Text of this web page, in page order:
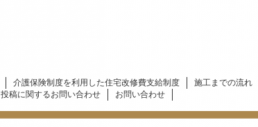
介護保険制度を利用した住宅改修費支給制度 施工までの流れ
投稿に関するお問い合わせ お問い合わせ